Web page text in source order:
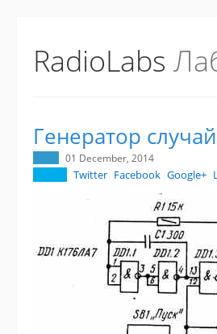
RadioLabs
Генератор
01 December, 2014
Twitter Facebook Google+